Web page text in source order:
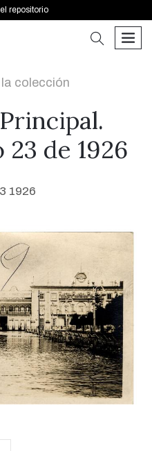
repositorio
buscar
colección
23 de 1926
1926